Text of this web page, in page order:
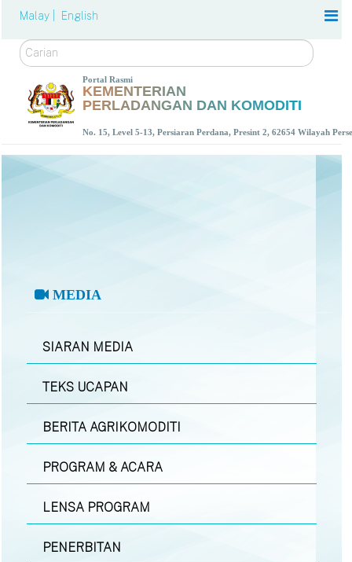
Malay | English
Carian
Portal Rasmi
KEMENTERIAN
PERLADANGAN DAN KOMODITI
No. 15, Level 5-13, Persiaran Perdana, Presint 2, 62654 Wilayah
MEDIA
SIARAN MEDIA
TEKS UCAPAN
BERITA AGRIKOMODITI
PROGRAM & ACARA
LENSA PROGRAM
PENERBITAN